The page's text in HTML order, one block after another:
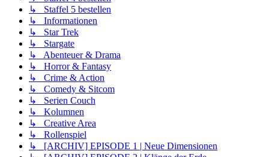
↳ Staffel 5 bestellen
↳ Informationen
↳ Star Trek
↳ Stargate
↳ Abenteuer & Drama
↳ Horror & Fantasy
↳ Crime & Action
↳ Comedy & Sitcom
↳ Serien Couch
↳ Kolumnen
↳ Creative Area
↳ Rollenspiel
↳ [ARCHIV] EPISODE 1 | Neue Dimensionen